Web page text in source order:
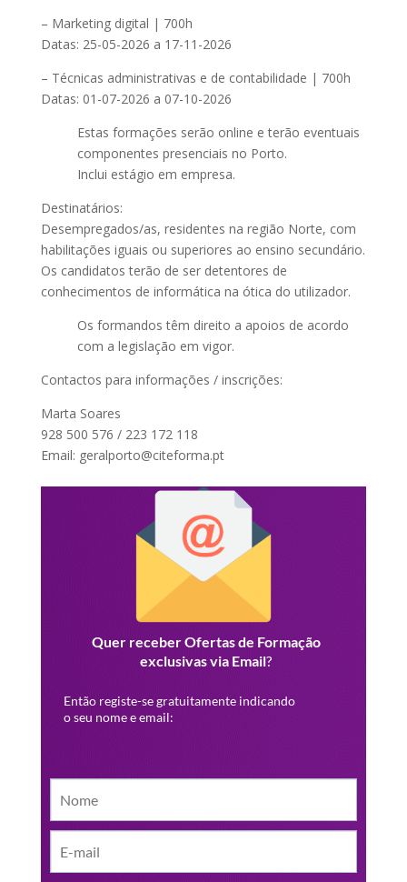
– Marketing digital | 700h
Datas: 25-05-2026 a 17-11-2026
– Técnicas administrativas e de contabilidade | 700h
Datas: 01-07-2026 a 07-10-2026
Estas formações serão online e terão eventuais
componentes presenciais no Porto.
Inclui estágio em empresa.
Destinatários:
Desempregados/as, residentes na região Norte, com
habilitações iguais ou superiores ao ensino secundário.
Os candidatos terão de ser detentores de
conhecimentos de informática na ótica do utilizador.
Os formandos têm direito a apoios de acordo
com a legislação em vigor.
Contactos para informações / inscrições:
Marta Soares
928 500 576 / 223 172 118
Email: geralporto@citeforma.pt